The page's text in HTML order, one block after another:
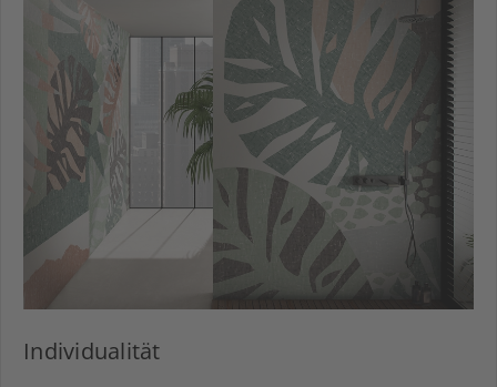
Individualität